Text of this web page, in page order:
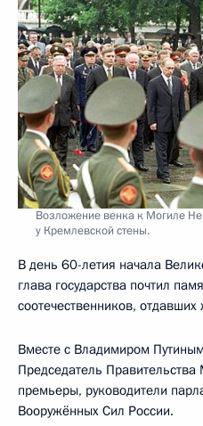
Возложение венка к Могиле
у Кремлевской стены.
В день 60-летия начала
глава государства почтил
соотечественников,
Вместе с Владимиром
Председатель
премьеры, руководители
Вооружённых Сил России.